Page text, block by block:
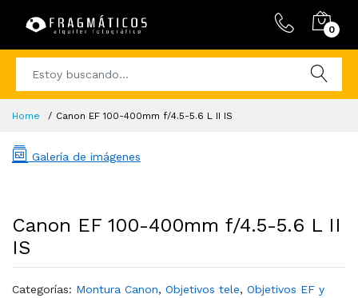
0
Home Canon EF 100-400mm f/4.5-5.6 L II IS
Galería de imágenes
Canon EF 100-400mm f/4.5-5.6 L II
IS
Categorías: Montura Canon, Objetivos tele, Objetivos EF y